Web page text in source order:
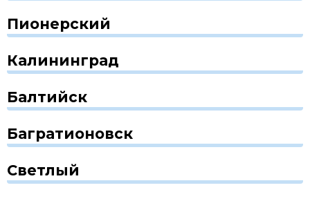
Пионерский
Калининград
Балтийск
Багратионовск
Светлый